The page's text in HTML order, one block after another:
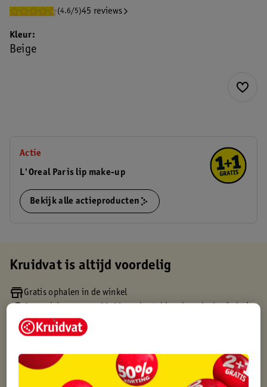
(4.6/5)45 reviews
Kleur
Beige
Actie
L'Oreal Paris lip make-up
Bekijk alle actieproducten
Kruidvat is altijd voordelig
Gratis ophalen in de winkel
Gratis thuisbezorgd vanaf 50.00
Gratis retourneren binnen 30 dagen